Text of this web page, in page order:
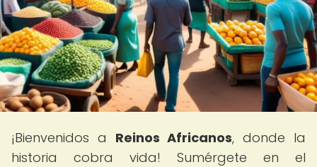
¡Bienvenidos a Reinos Africanos, donde la
historia cobra vida! Sumérgete en el